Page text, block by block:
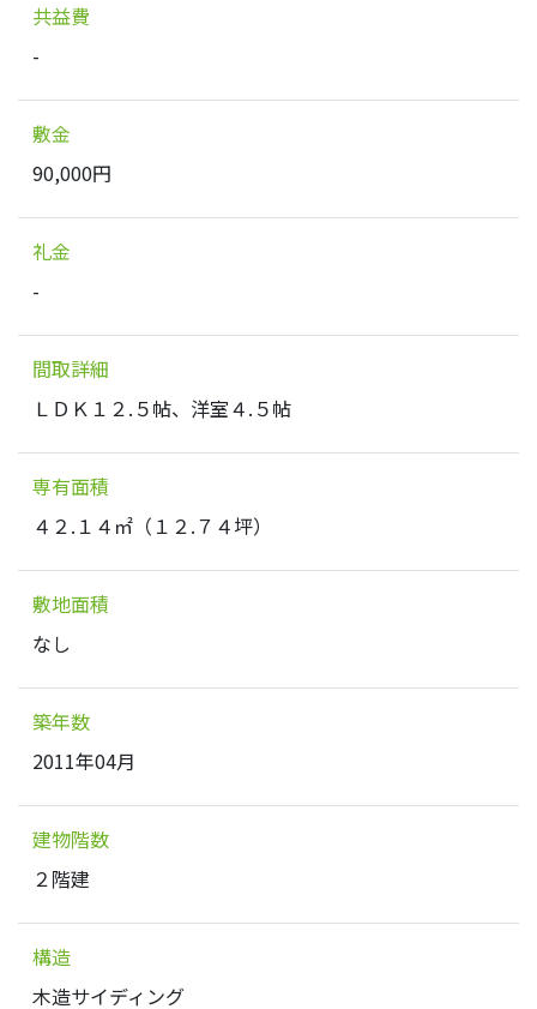
共益費
-
敷金
90,000円
礼金
-
間取詳細
ＬＤＫ１２.５帖、洋室４.５帖
専有面積
４２.１４㎡（１２.７４坪）
敷地面積
なし
築年数
2011年04月
建物階数
２階建
構造
木造サイディング